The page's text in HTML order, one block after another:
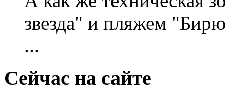
звезда" и пляжем
...
Сейчас на сайте